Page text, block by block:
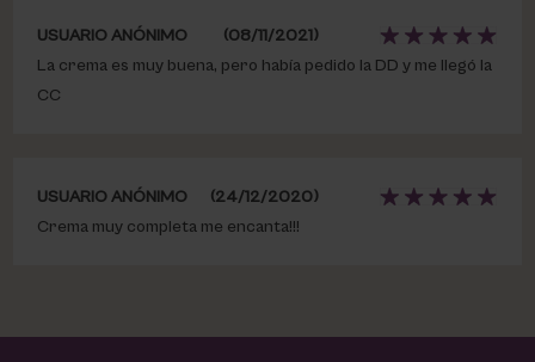
USUARIO ANÓNIMO
(08/11/2021)
La crema es muy buena, pero había pedido la DD y me llegó la
CC
USUARIO ANÓNIMO
(24/12/2020)
Crema muy completa me encanta!!!